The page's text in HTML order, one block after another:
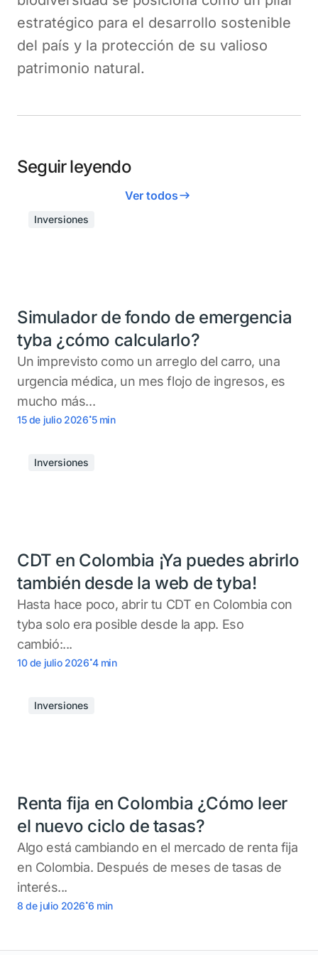
estratégico para el desarrollo sostenible
del país y la protección de su valioso
patrimonio natural.
Seguir leyendo
Ver todos
Inversiones
Simulador de fondo de emergencia
tyba ¿cómo calcularlo?
Un imprevisto como un arreglo del carro, una
urgencia médica, un mes flojo de ingresos, es
mucho más...
15 de julio 2026.5 min
Inversiones
CDT en Colombia ¡Ya puedes abrirlo
también desde la web de tyba!
Hasta hace poco, abrir tu CDT en Colombia con
tyba solo era posible desde la app. Eso
cambió:...
10 de julio 2026.4 min
Inversiones
Renta fija en Colombia ¿Cómo leer
el nuevo ciclo de tasas?
Algo está cambiando en el mercado de renta fija
en Colombia. Después de meses de tasas de
interés...
8 de julio 2026.6 min